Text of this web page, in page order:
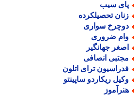
سیب
تحصیلکرده
سواری
ضروری
جهانگیر
انصافی
ترای اتلون
ریکاردو ساپینتو